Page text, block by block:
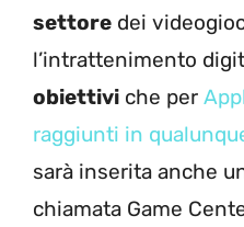
settore dei
l’intrattenimento
obiettivi che per
raggiunti in
sarà inserita anche
chiamata Game